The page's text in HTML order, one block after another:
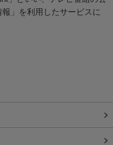
」を利用したサービスに